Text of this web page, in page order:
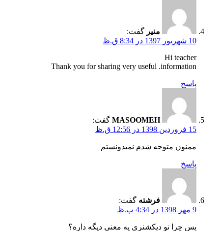
منير گفت:
10 شهریور 1397 در 8:34 ق.ظ
Hi teacher
Thank you for sharing very useful .information
پاسخ
MASOOMEH گفت:
15 فروردین 1398 در 12:56 ق.ظ
ممنون متوجه شدم نمیدونستم
پاسخ
فرشته گفت:
9 مهر 1398 در 4:34 ب.ظ
پس چرا تو دیکشنری یه معنی دیگه داره؟